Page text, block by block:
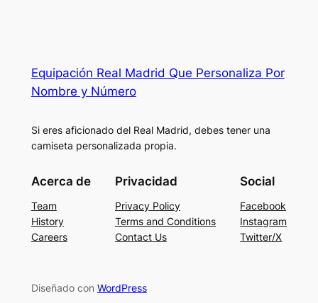
Equipación Real Madrid Que Personaliza Por
Nombre y Número
Si eres aficionado del Real Madrid, debes tener una
camiseta personalizada propia.
Acerca de
Team
History
Careers
Privacidad
Privacy Policy
Terms and Conditions
Contact Us
Social
Facebook
Instagram
Twitter/X
Diseñado con WordPress